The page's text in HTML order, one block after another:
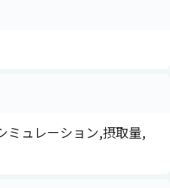
ミュレーション,摂取量,